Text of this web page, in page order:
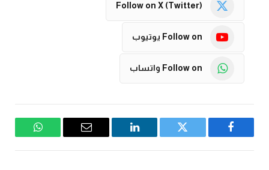
Follow on X (Twitter)
Follow on يوتيوب
Follow on واتساب
فيسبوك تويتر لينكدإن
البريد
واتساب